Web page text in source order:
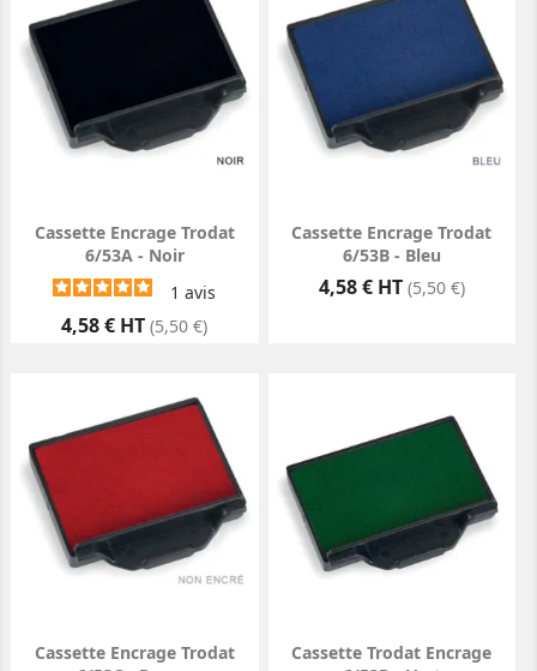
Cassette Encrage Trodat
6/53A - Noir
1avis
Prix
4,58 € HT (5,50 €)
Cassette Encrage Trodat
6/53B - Bleu
Prix
4,58 € HT (5,50 €)
Cassette Encrage Trodat
Cassette Trodat Encrage